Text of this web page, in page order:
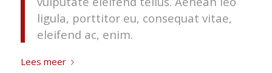
ligula, porttitor eu, consequat vitae,
eleifend ac, enim.
Lees meer